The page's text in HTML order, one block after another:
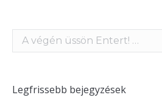
Search:
Legfrissebb bejegyzések